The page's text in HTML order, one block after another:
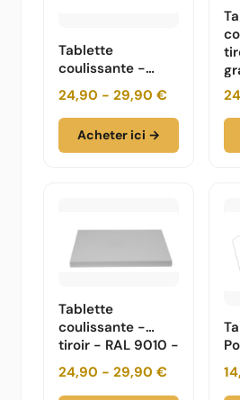
Tablette
coulissante -
tiroir - RAL 3003
- rouge rubis - 75
50 35
24,90 - 29,90 €
Acheter ici →
Tablette
coulissante -
tiroir - RAL 9010 -
blanc pur - 75 50
35
24,90 - 29,90 €